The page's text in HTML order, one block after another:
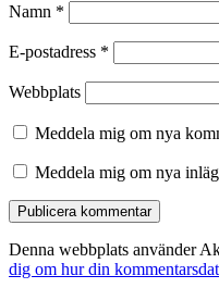
Namn *
E-postadress *
Webbplats
Meddela mig om nya
Meddela mig om nya
Denna webbplats använder
dig om hur din